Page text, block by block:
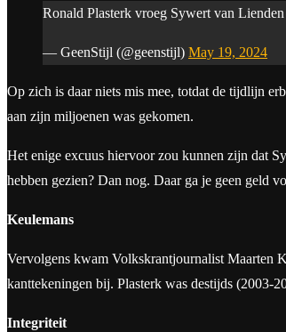
Ronald Plasterk vroeg Sywert van
— GeenStijl (@geenstijl) May 19, 2024
Op zich is daar niets mis mee, totdat de tijdlijn
aan zijn miljoenen was gekomen.
Het enige excuus hiervoor zou kunnen zijn dat
hebben gezien? Dan nog. Daar ga je geen geld
Keulemans
Vervolgens kwam Volkskrantjournalist Maarten
kanttekeningen bij. Plasterk was destijds (2003-
Integriteit